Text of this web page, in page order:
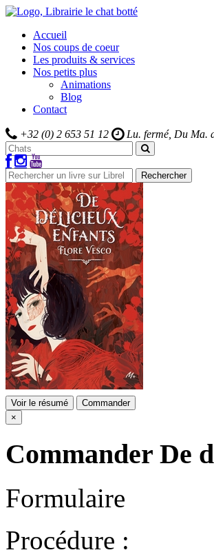
Accueil
Nos coups de coeur
Les produits & services
Nos petits plus
Animations
Blog
Contact
+32 (0) 2 653 51 12 Lu. fermé, Du Ma.
Rechercher
Voir le résumé
Commander
×
Commander De
Formulaire
Procédure :